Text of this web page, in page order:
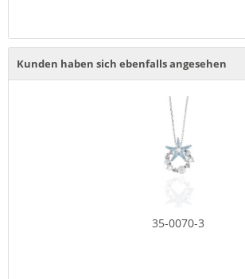
Kunden haben sich ebenfalls angesehen
35-0070-3